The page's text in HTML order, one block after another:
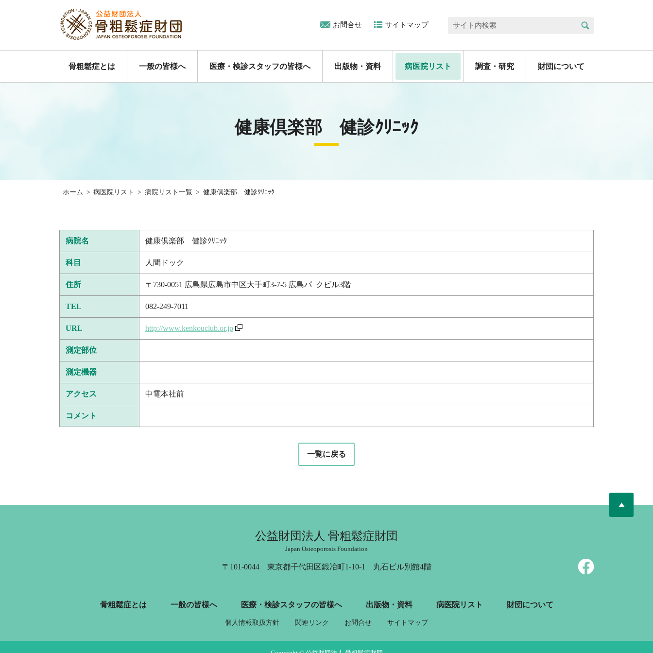
お問合せ サイトマップ サイト内検索
骨粗鬆症とは 一般の皆様へ 医療・検診スタッフの皆様へ 出版物・資料 病医院リスト 調査・研究 財団について
健康倶楽部 健診ｸﾘﾆｯｸ
ホーム > 病医院リスト > 病院リスト一覧 > 健康倶楽部 健診ｸﾘﾆｯｸ
病院名 健康倶楽部 健診ｸﾘﾆｯｸ
科目 人間ドック
住所 〒730-0051 広島県広島市中区大手町3-7-5 広島パｰクビル3階
TEL 082-249-7011
URL http://www.kenkouclub.or.jp
測定部位
測定機器
アクセス 中電本社前
コメント
一覧に戻る
公益財団法人 骨粗鬆症財団
Japan Osteoporosis Foundation
〒101-0044 東京都千代田区鍛冶町1-10-1 丸石ビル別館4階
骨粗鬆症とは 一般の皆様へ 医療・検診スタッフの皆様へ 出版物・資料 病医院リスト 財団について
個人情報取扱方針 関連リンク お問合せ サイトマップ